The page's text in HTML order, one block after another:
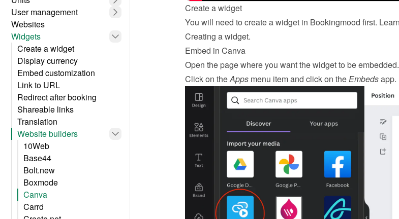
User management
Websites
Widgets
Create a widget
Display currency
Embed customization
Link to URL
Redirect after booking
Shareable links
Translation
Website builders
10Web
Base44
Bolt.new
Boxmode
Canva
Carrd
Create a widget
Creating a widget.
Embed in Canva
Open the page where you want the widget to be embedded.
Click on the Apps menu item and click on the Embeds app.